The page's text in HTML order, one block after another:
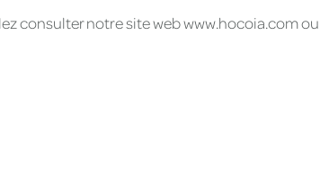
consulter notre site web www.hocoia.com ou